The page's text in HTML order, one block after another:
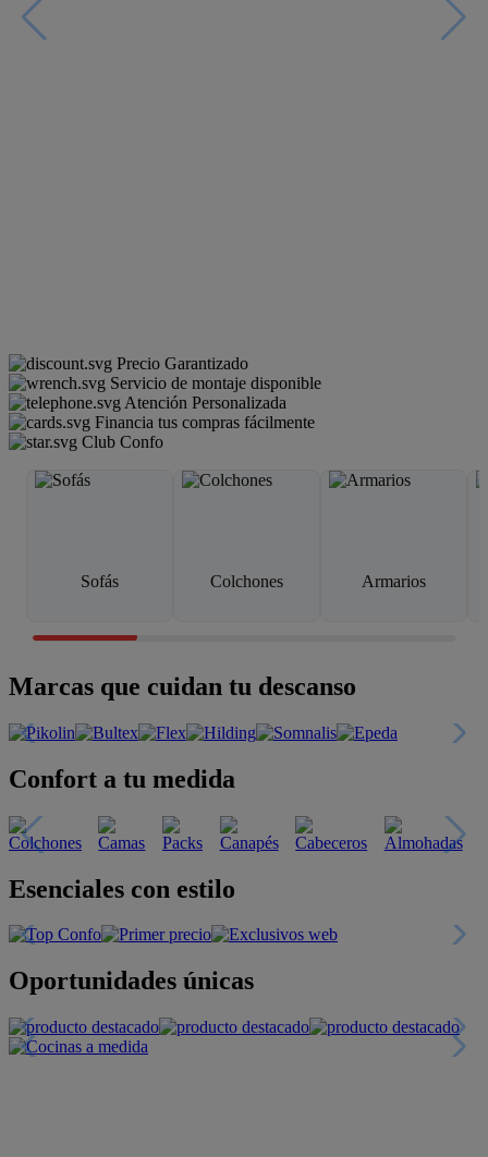
Precio Garantizado
Servicio de montaje disponible
Atención Personalizada
Financia tus compras fácilmente
Club Confo
Sofás Colchones Armarios
Marcas que cuidan tu descanso
Confort a tu medida
Esenciales con estilo
Oportunidades únicas